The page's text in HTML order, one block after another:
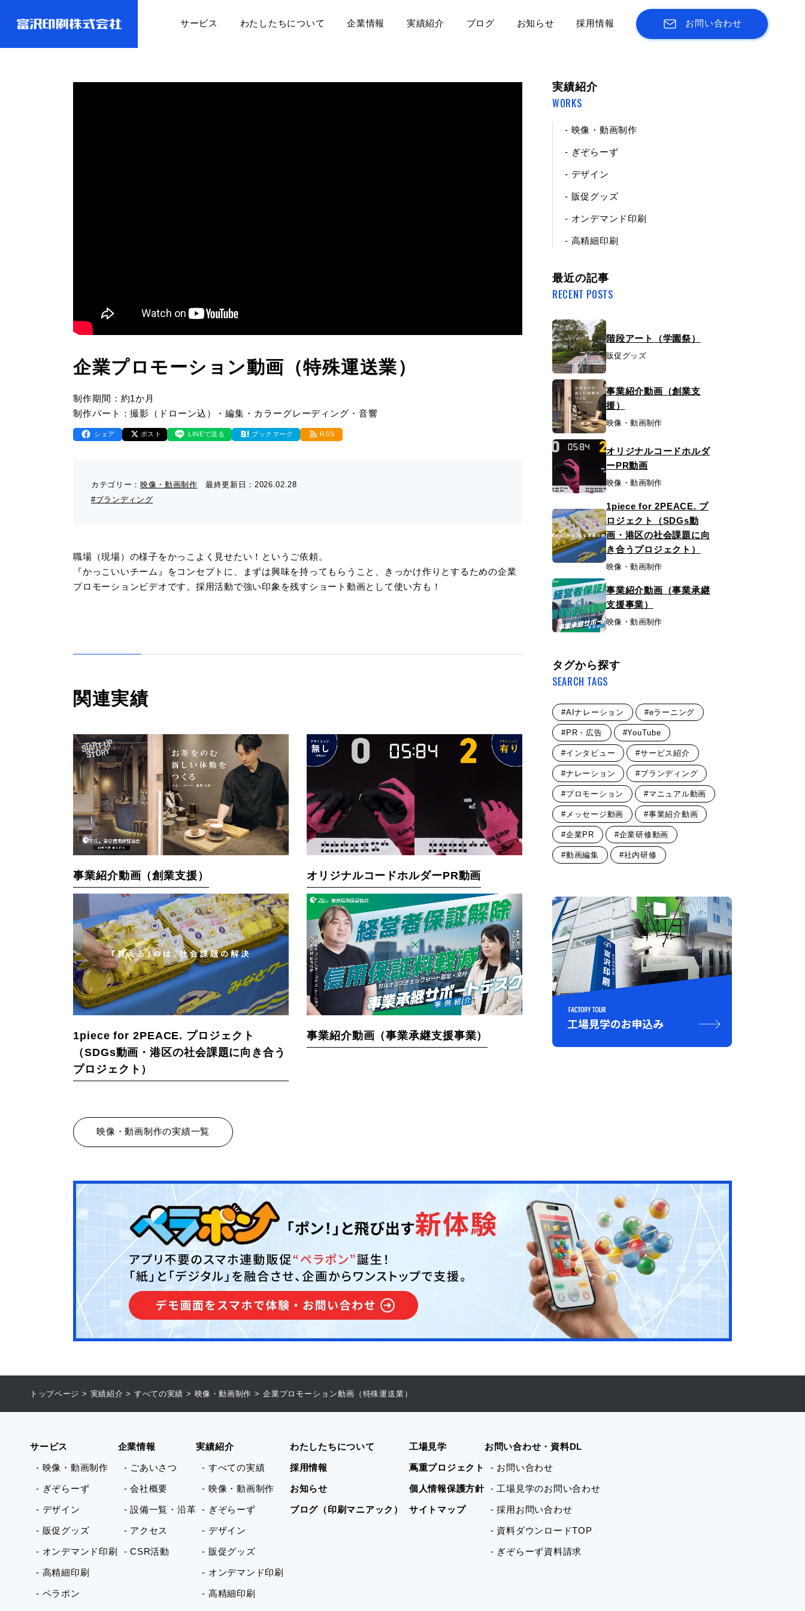
サービス わたしたちについて 企業情報 実績紹介 ブログ お知らせ 採用情報 お問い合わせ
企業プロモーション動画（特殊運送業）
制作期間：約1か月
制作パート：撮影（ドローン込）・編集・カラーグレーディング・音響
シェア ポスト LINEで送る ブックマーク RSS
カテゴリー： 映像・動画制作 最終更新日： 2026.02.28
#ブランディング
職場（現場）の様子をかっこよく見せたい！というご依頼。
『かっこいいチーム』をコンセプトに、まずは興味を持ってもらうこと、きっかけ作りとするための企業
プロモーションビデオです。採用活動で強い印象を残すショート動画として使い方も！
関連実績
事業紹介動画（創業支援） オリジナルコードホルダーPR動画
1piece for 2PEACE. プロジェクト
（SDGs動画・港区の社会課題に向き合う
プロジェクト）
事業紹介動画（事業承継支援事業）
映像・動画制作の実績一覧
実績紹介
WORKS
- 映像・動画制作
- ぎぞらーず
- デザイン
- 販促グッズ
- オンデマンド印刷
- 高精細印刷
最近の記事
RECENT POSTS
階段アート（学園祭）
販促グッズ
事業紹介動画（創業支
援）
映像・動画制作
オリジナルコードホルダ
ーPR動画
映像・動画制作
1piece for 2PEACE. プ
ロジェクト（SDGs動
画・港区の社会課題に向
き合うプロジェクト）
映像・動画制作
事業紹介動画（事業承継
支援事業）
映像・動画制作
タグから探す
SEARCH TAGS
#AIナレーション #eラーニング
#PR・広告 #YouTube
#インタビュー #サービス紹介
#ナレーション #ブランディング
#プロモーション #マニュアル動画
#メッセージ動画 #事業紹介動画
#企業PR #企業研修動画
#動画編集 #社内研修
トップページ > 実績紹介 > すべての実績 > 映像・動画制作 > 企業プロモーション動画（特殊運送業）
サービス
- 映像・動画制作
- ぎぞらーず
- デザイン
- 販促グッズ
- オンデマンド印刷
- 高精細印刷
- ペラポン
企業情報
- ごあいさつ
- 会社概要
- 設備一覧・沿革
- アクセス
- CSR活動
実績紹介
- すべての実績
- 映像・動画制作
- ぎぞらーず
- デザイン
- 販促グッズ
- オンデマンド印刷
- 高精細印刷
わたしたちについて
採用情報
お知らせ
ブログ（印刷マニアック）
工場見学
蔦重プロジェクト
個人情報保護方針
サイトマップ
お問い合わせ・資料DL
- お問い合わせ
- 工場見学のお問い合わせ
- 採用お問い合わせ
- 資料ダウンロードTOP
- ぎぞらーず資料請求